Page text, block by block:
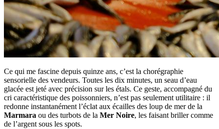
Ce qui me fascine depuis quinze ans, c’est la chorégraphie
sensorielle des vendeurs. Toutes les dix minutes, un seau d’eau
glacée est jeté avec précision sur les étals. Ce geste, accompagné du
cri caractéristique des poissonniers, n’est pas seulement utilitaire : il
redonne instantanément l’éclat aux écailles des loup de mer de la
Marmara ou des turbots de la Mer Noire, les faisant briller comme
de l’argent sous les spots.